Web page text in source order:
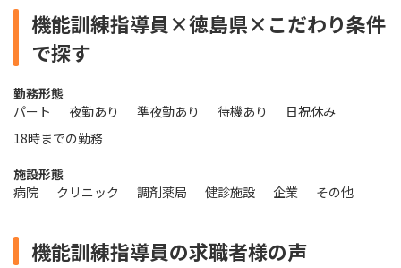
機能訓練指導員×徳島県×こだわり条件
で探す
勤務形態
パート
夜勤あり 準夜勤あり 待機あり
日祝休み
18時までの勤務
施設形態
病院
クリニック 調剤薬局 健診施設 企業 その他
機能訓練指導員の求職者様の声